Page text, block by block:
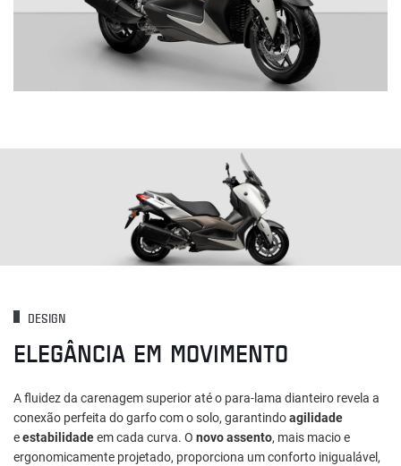
DESIGN
ELEGÂNCIA EM MOVIMENTO
A fluidez da carenagem superior até o para-lama dianteiro revela a
conexão perfeita do garfo com o solo, garantindoagilidade
eestabilidadeem cada curva. O novo assento, mais macio e
ergonomicamente projetado, proporciona um conforto inigualável,